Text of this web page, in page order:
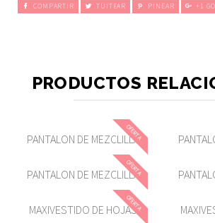
COMPARTIR TUITEAR PINEAR +1
PRODUCTOS
OFERTA
PANTALON DE MEZCLILLA
OFERTA
PANTALON DE MEZCLILLA
OFERTA
MAXIVESTIDO DE HOJAS